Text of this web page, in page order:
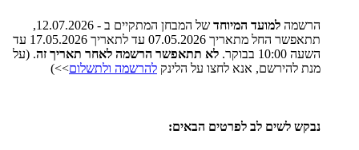
הרשמה למועד המיוחד
של המבחן המתקיים ב - 12.07.2026,
תתאפשר החל מתאריך 07.05.2026 עד לתאריך 17.05.2026 עד
השעה 10:00 בבוקר.
לא תתאפשר הרשמה לאחר תאריך זה. (על
מנת להירשם, אנא לחצו על הלינק להרשמה ולתשלום>>)
נבקש לשים לב לפרטים הבאים: